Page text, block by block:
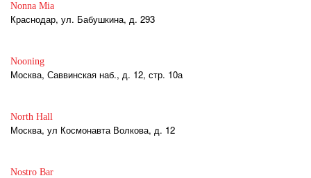
Nonna Mia
Краснодар, ул. Бабушкина, д. 293
Nooning
Москва, Саввинская наб., д. 12, стр. 10а
North Hall
Москва, ул Космонавта Волкова, д. 12
Nostro Bar